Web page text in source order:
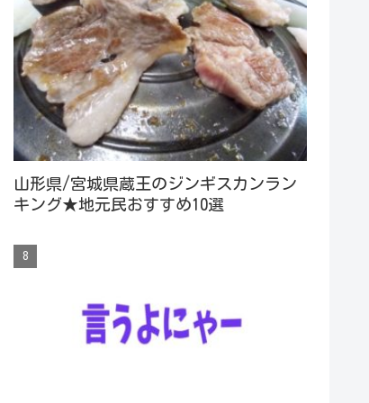
山形県/宮城県蔵王のジンギスカンラン
キング★地元民おすすめ10選